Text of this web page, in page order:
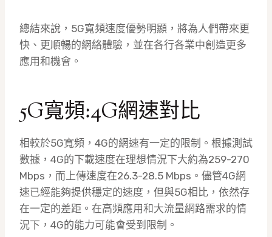
總結來說，5G寬頻速度優勢明顯，將為人們帶來更
快、更順暢的網絡體驗，並在各行各業中創造更多
應用和機會。
5G寬頻:4G網速對比
相較於5G寬頻，4G的網速有一定的限制。根據測試
數據，4G的下載速度在理想情況下大約為259-270
Mbps，而上傳速度在26.3-28.5 Mbps。儘管4G網
速已經能夠提供穩定的速度，但與5G相比，依然存
在一定的差距。在高頻應用和大流量網路需求的情
況下，4G的能力可能會受到限制。